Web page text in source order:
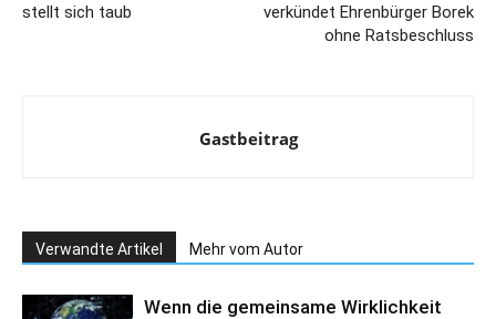
stellt sich taub
verkündet Ehrenbürger Borek
ohne Ratsbeschluss
Gastbeitrag
Verwandte Artikel Mehr vom Autor
Wenn die gemeinsame Wirklichkeit